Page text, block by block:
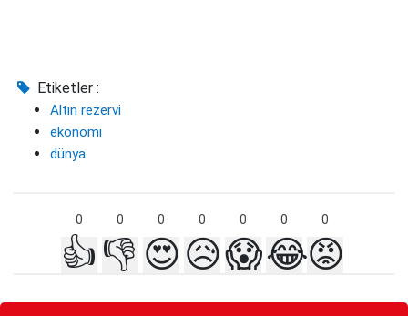
Etiketler :
Altın rezervi
ekonomi
dünya
0 0 0 0 0 0 0
👍 👎 😍😥😱😂😡